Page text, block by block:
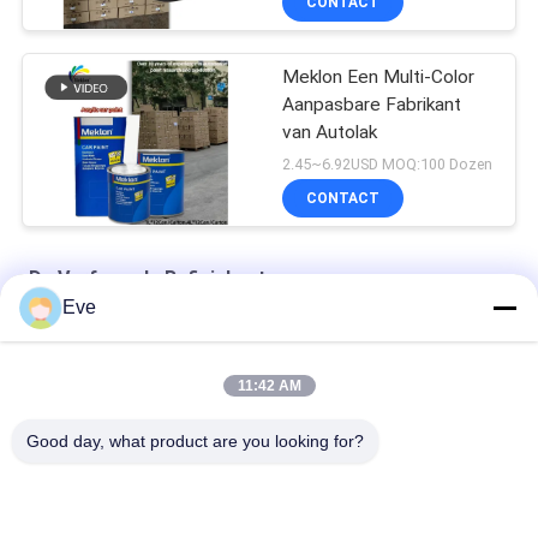
Meklon Een Multi-Color
Aanpasbare Fabrikant
van Autolak
2.45~6.92USD MOQ:100 Dozen
CONTACT
De Verf van de Refinishauto
Voorgemengde autoverf Acrylverf voor autosproeiing
Multifunktioneel autoverf Havana Grijze kleur Onskadelijk
Eve
11:42 AM
Good day, what product are you looking for?